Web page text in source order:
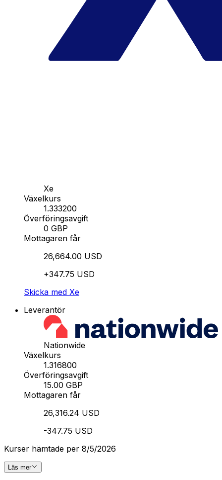
Xe
Växelkurs
1.333200
Överföringsavgift
0 GBP
Mottagaren får
26,664.00 USD
+347.75 USD
Skicka med Xe
Leverantör
Nationwide
Växelkurs
1.316800
Överföringsavgift
15.00 GBP
Mottagaren får
26,316.24 USD
-347.75 USD
Kurser hämtade per 8/5/2026
Läs mer